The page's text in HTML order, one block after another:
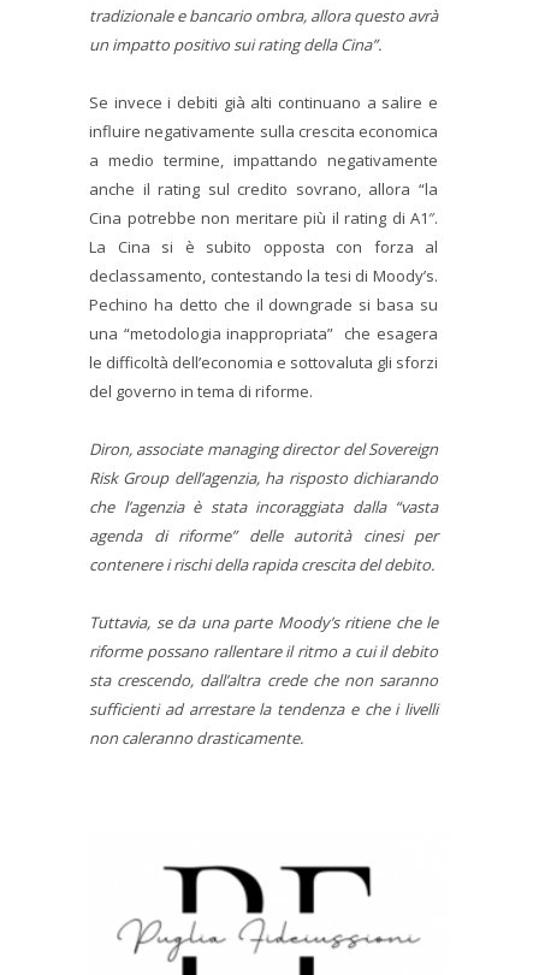
tradizionale e bancario ombra, allora questo avrà
un impatto positivo sui rating della Cina”.
Se invece i debiti già alti continuano a salire e
influire negativamente sulla crescita economica
a medio termine, impattando negativamente
anche il rating sul credito sovrano, allora “la
Cina potrebbe non meritare più il rating di A1″.
La Cina si è subito opposta con forza al
declassamento, contestando la tesi di Moody’s.
Pechino ha detto che il downgrade si basa su
una “metodologia inappropriata” che esagera
le difficoltà dell’economia e sottovaluta gli sforzi
del governo in tema di riforme.
Diron, associate managing director del Sovereign
Risk Group dell’agenzia, ha risposto dichiarando
che l’agenzia è stata incoraggiata dalla “vasta
agenda di riforme” delle autorità cinesi per
contenere i rischi della rapida crescita del debito.
Tuttavia, se da una parte Moody’s ritiene che le
riforme possano rallentare il ritmo a cui il debito
sta crescendo, dall’altra crede che non saranno
sufficienti ad arrestare la tendenza e che i livelli
non caleranno drasticamente.